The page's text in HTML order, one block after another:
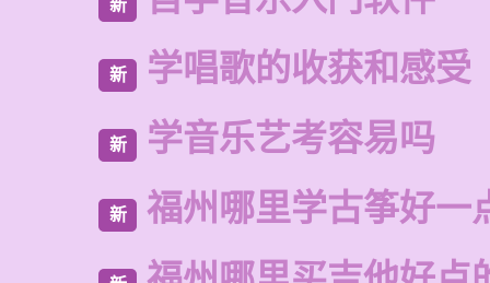
新
新 学唱歌的收获和感受
新 学音乐艺考容易吗
新 福州哪里学古筝好一